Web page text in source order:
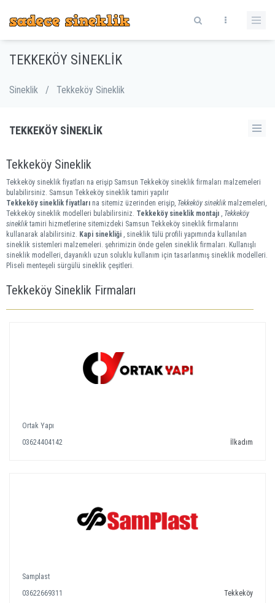
TEKKEKÖY SINEKLIK
Sineklik / Tekkeköy Sineklik
TEKKEKÖY SINEKLIK
Tekkeköy Sineklik
Tekkeköy sineklik fiyatları na erişip Samsun Tekkeköy sineklik firmaları malzemeleri
bulabilirsiniz. Samsun Tekkeköy sineklik tamiri yapılır
Tekkeköy sineklik fiyatları na sitemiz üzerinden erişip, Tekkeköy sineklik malzemeleri,
Tekkeköy sineklik modelleri bulabilirsiniz. Tekkeköy sineklik montajı , Tekkeköy
sineklik tamiri hizmetlerine sitemizdeki Samsun Tekkeköy sineklik firmalarını
kullanarak alabilirsiniz. Kapi sinekliği , sineklik tülü profili yapımında kullanılan
sineklik sistemleri malzemeleri. şehrimizin önde gelen sineklik firmaları. Kullanışlı
sineklik modelleri, dayanıklı uzun soluklu kullanım için tasarlanmış sineklik modelleri.
Pliseli menteşeli sürgülü sineklik çeşitleri.
Tekkeköy Sineklik Firmaları
Ortak Yapı
03624404142
İlkadım
Samplast
03622669311
Tekkeköy